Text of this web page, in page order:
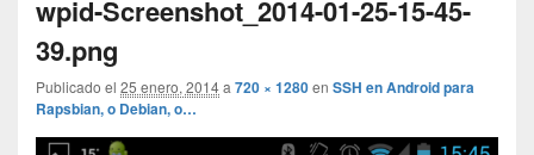
imágenes
wpid-Screenshot_2014-01-25-15-45-
39.png
Publicado el 25 enero, 2014a 720 × 1280en SSH en Android para
Rapsbian, o Debian, o…